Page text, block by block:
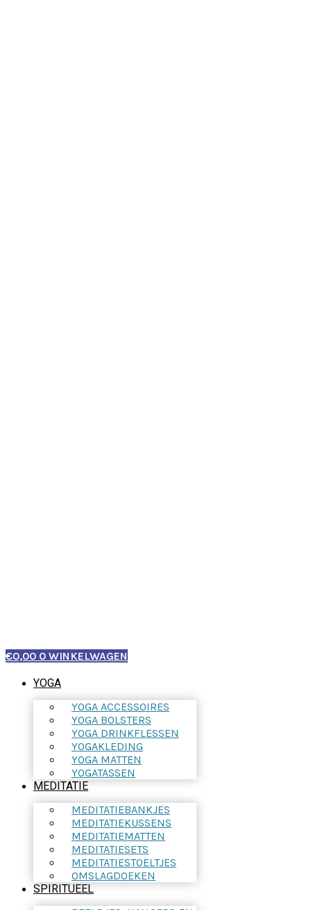
€0,00 0 WINKELWAGEN
YOGA
YOGA ACCESSOIRES
YOGA BOLSTERS
YOGA DRINKFLESSEN
YOGAKLEDING
YOGA MATTEN
YOGATASSEN
MEDITATIE
MEDITATIEBANKJES
MEDITATIEKUSSENS
MEDITATIEMATTEN
MEDITATIESETS
MEDITATIESTOELTJES
OMSLAGDOEKEN
SPIRITUEEL